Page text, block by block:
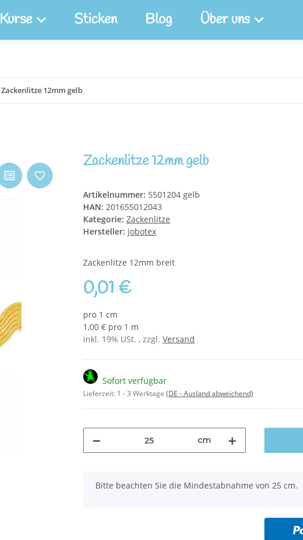
Kurse Sticken Blog Über uns
Zackenlitze 12mm gelb
Zackenlitze 12mm gelb
Artikelnummer: 5501204 gelb
HAN: 201655012043
Kategorie: Zackenlitze
Hersteller: jobotex
Zackenlitze 12mm breit
0,01 €
pro 1 cm
1,00 € pro 1 m
inkl. 19% USt. , zzgl. Versand
Sofort verfügbar
Lieferzeit: 1 - 3 Werktage (DE - Ausland abweichend)
cm
x
Bitte beachten Sie die Mindestabnahme von 25 cm.